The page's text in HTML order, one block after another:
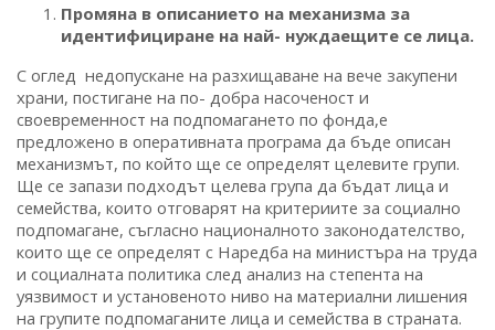
Промяна в описанието на механизма за
идентифициране на най- нуждаещите се лица.
С оглед недопускане на разхищаване на вече закупени
храни, постигане на по- добра насоченост и
своевременност на подпомагането по фонда,е
предложено в оперативната програма да бъде описан
механизмът, по който ще се определят целевите групи.
Ще се запази подходът целева група да бъдат лица и
семейства, които отговарят на критериите за социално
подпомагане, съгласно националното законодателство,
които ще се определят с Наредба на министъра на труда
и социалната политика след анализ на степента на
уязвимост и установеното ниво на материални лишения
на групите подпомаганите лица и семейства в страната.